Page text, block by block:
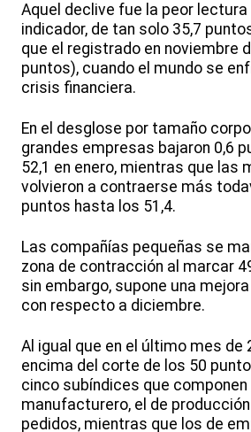
Aquel declive fue la peor
indicador, de tan solo 35,7
que el registrado en noviembre
puntos), cuando el mundo se
crisis financiera.
En el desglose por tamaño
grandes empresas bajaron 0,6
52,1 en enero, mientras que las
volvieron a contraerse más
puntos hasta los 51,4.
Las compañías pequeñas se
zona de contracción al marcar
sin embargo, supone una
con respecto a diciembre.
Al igual que en el último mes de
encima del corte de los 50
cinco subíndices que componen
manufacturero, el de
pedidos, mientras que los de